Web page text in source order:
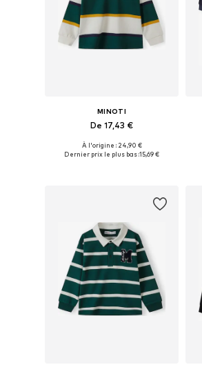
MINOTI
De 17,43 €
Disponible en plusieurs tailles
À l'origine : 24,90 €
Dernier prix le plus bas :15,69 €